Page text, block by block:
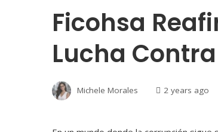
Ficohsa
Lucha
Michele Morales 2 years ago